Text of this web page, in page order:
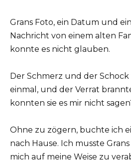
Grans Foto, ein Datum und
Nachricht von einem alten
konnte es nicht glauben.
Der Schmerz und der
einmal, und der Verrat
konnten sie es mir nicht
Ohne zu zögern, buchte ich
nach Hause. Ich musste
mich auf meine Weise zu